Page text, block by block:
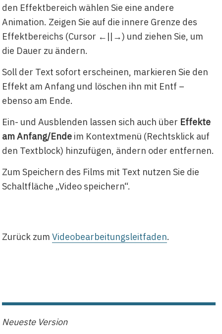
den Effektbereich wählen Sie eine andere
Animation. Zeigen Sie auf die innere Grenze des
Effektbereichs (Cursor ←||→) und ziehen Sie, um
die Dauer zu ändern.
Soll der Text sofort erscheinen, markieren Sie den
Effekt am Anfang und löschen ihn mit Entf –
ebenso am Ende.
Ein- und Ausblenden lassen sich auch über Effekte
am Anfang/Ende im Kontextmenü (Rechtsklick auf
den Textblock) hinzufügen, ändern oder entfernen.
Zum Speichern des Films mit Text nutzen Sie die
Schaltfläche „Video speichern“.
Zurück zumVideobearbeitungsleitfaden.
Neueste Version